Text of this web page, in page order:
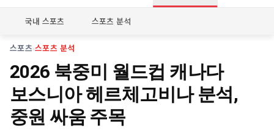
국내 스포츠 스포츠 분석
스포츠›스포츠 분석
2026 북중미 월드컵 캐나다
보스니아 헤르체고비나 분석,
중원 싸움 주목